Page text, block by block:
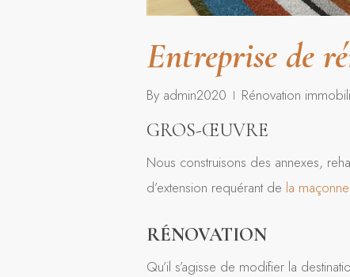
Entreprise de
By admin2020 Rénovation
GROS-ŒUVRE
Nous construisons des annexes,
d’extension requérant de la
RÉNOVATION
Qu’il s’agisse de modifier la